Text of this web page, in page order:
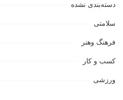
دسته‌بندی نشده
سلامتی
فرهنگ وهنر
کسب و کار
ورزشی